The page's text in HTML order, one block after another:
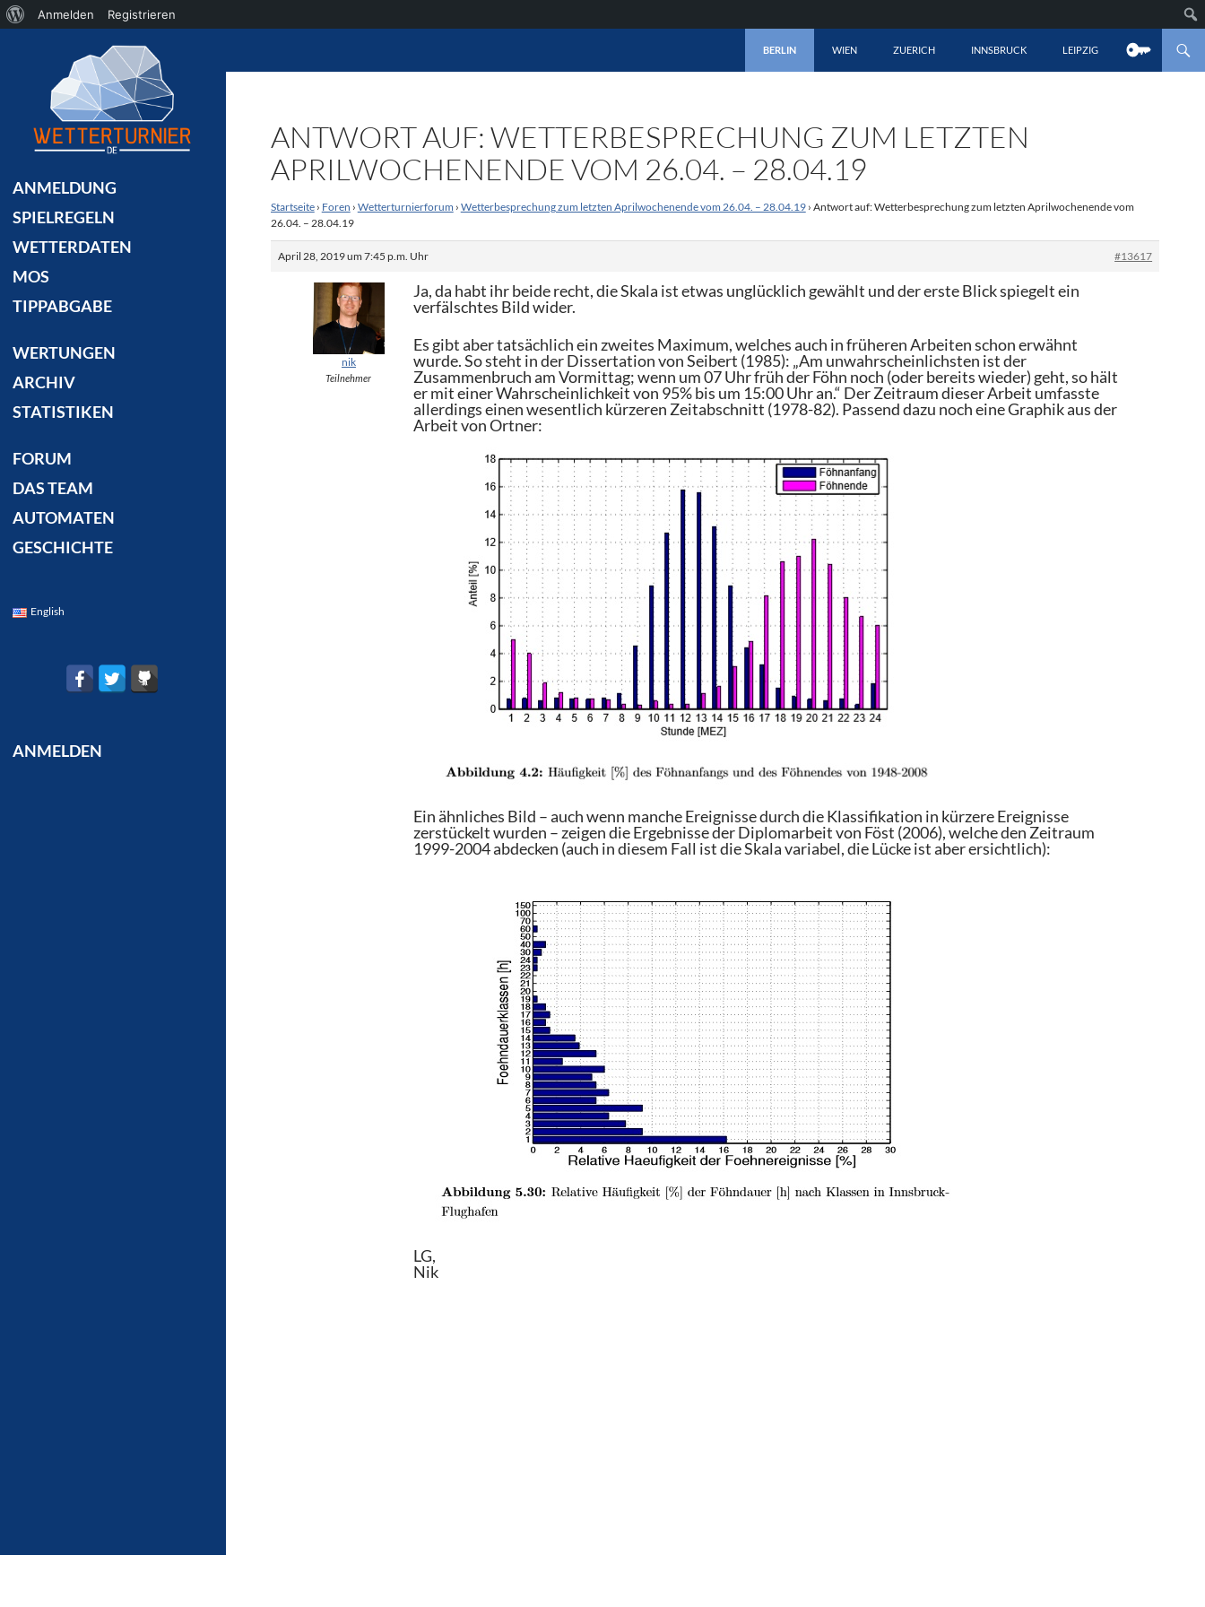
BERLIN
WIEN ZUERICH INNSBRUCK LEIPZIG
ANTWORT AUF: WETTERBESPRECHUNG ZUM LETZTEN
APRILWOCHENENDE VOM 26.04. – 28.04.19
Startseite › Foren › Wetterturnierforum › Wetterbesprechung zum letzten Aprilwochenende vom 26.04. – 28.04.19 › Antwort auf: Wetterbesprechung zum letzten Aprilwochenende vom
26.04. – 28.04.19
April 28, 2019 um 7:45 p.m. Uhr #13617
nik
Teilnehmer
Ja, da habt ihr beide recht, die Skala ist etwas unglücklich gewählt und der erste Blick spiegelt ein
verfälschtes Bild wider.
Es gibt aber tatsächlich ein zweites Maximum, welches auch in früheren Arbeiten schon erwähnt
wurde. So steht in der Dissertation von Seibert (1985): „Am unwahrscheinlichsten ist der
Zusammenbruch am Vormittag; wenn um 07 Uhr früh der Föhn noch (oder bereits wieder) geht, so hält
er mit einer Wahrscheinlichkeit von 95% bis um 15:00 Uhr an.“ Der Zeitraum dieser Arbeit umfasste
allerdings einen wesentlich kürzeren Zeitabschnitt (1978-82). Passend dazu noch eine Graphik aus der
Arbeit von Ortner:
Ein ähnliches Bild – auch wenn manche Ereignisse durch die Klassifikation in kürzere Ereignisse
zerstückelt wurden – zeigen die Ergebnisse der Diplomarbeit von Föst (2006), welche den Zeitraum
1999-2004 abdecken (auch in diesem Fall ist die Skala variabel, die Lücke ist aber ersichtlich):
LG,
Nik
ANMELDUNG
SPIELREGELN
WETTERDATEN
MOS
TIPPABGABE
WERTUNGEN
ARCHIV
STATISTIKEN
FORUM
DAS TEAM
AUTOMATEN
GESCHICHTE
English
ANMELDEN
Über
Anmelden Registrieren